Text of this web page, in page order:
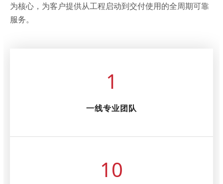
为核心，为客户提供从工程启动到交付使用的全周期可靠
服务。
1
一线专业团队
10